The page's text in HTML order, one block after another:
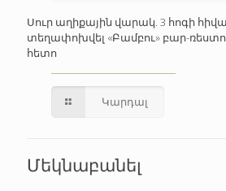
Սուր աղիքային վարակ. 3 հոգի
տեղափոխվել «Բամբու» բար-
հետո
Կարդալ
Մեկնաբանել